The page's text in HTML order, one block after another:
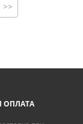
>>
ОПЛАТА